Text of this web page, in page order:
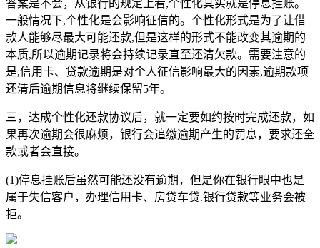
答案是不会，从银行的规定上看,个性化其实就是停息挂账。
一般情况下,个性化是会影响征信的。个性化形式是为了让借
款人能够尽最大可能还款,但是这样的形式不能改变其逾期的
本质,所以逾期记录将会持续记录直至还清欠款。需要注意的
是,信用卡、贷款逾期是对个人征信影响最大的因素,逾期款项
还清后逾期信息将继续保留5年。
三，达成个性化还款协议后，就一定要如约按时完成还款，如
果再次逾期会很麻烦，银行会追缴逾期产生的罚息，要求还全
款或者会直接。
(1)停息挂账后虽然可能还没有逾期，但是你在银行眼中也是
属于失信客户，办理信用卡、房贷车贷.银行贷款等业务会被
拒。